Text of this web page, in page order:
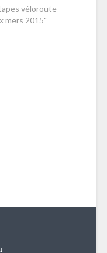
véloroute
mers 2015"